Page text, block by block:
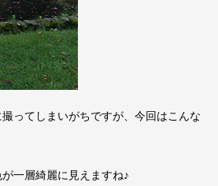
ってしまいがちですが、今回はこんな
一層綺麗に見えますね♪